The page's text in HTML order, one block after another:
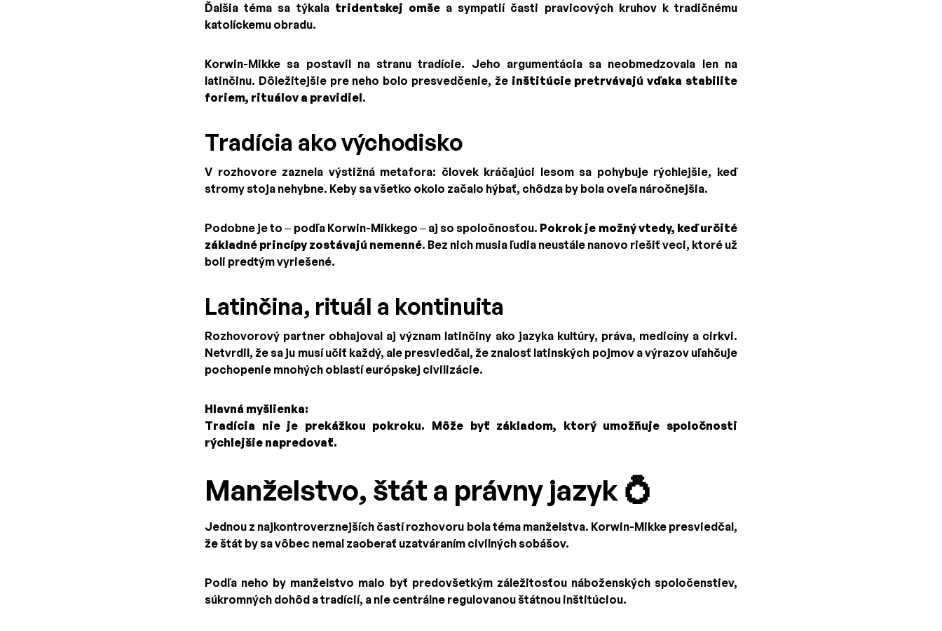
Ďalšia téma sa týkala tridentskej omšea sympatií časti pravicových kruhov k tradičnému
katolíckemu obradu.
Korwin-Mikke sa postavil na stranu tradície. Jeho argumentácia sa neobmedzovala len na
latinčinu. Dôležitejšie pre neho bolo presvedčenie, že inštitúcie pretrvávajú vďaka stabilite
foriem, rituálov a pravidiel.
Tradícia ako východisko
V rozhovore zaznela výstižná metafora: človek kráčajúci lesom sa pohybuje rýchlejšie, keď
stromy stoja nehybne. Keby sa všetko okolo začalo hýbať, chôdza by bola oveľa náročnejšia.
Podobne je to – podľa Korwin-Mikkego – aj so spoločnosťou. Pokrok je možný vtedy, keď určité
základné princípy zostávajú nemenné. Bez nich musia ľudia neustále nanovo riešiť veci, ktoré už
boli predtým vyriešené.
Latinčina, rituál a kontinuita
Rozhovorový partner obhajoval aj význam latinčiny ako jazyka kultúry, práva, medicíny a cirkvi.
Netvrdil, že sa ju musí učiť každý, ale presviedčal, že znalosť latinských pojmov a výrazov uľahčuje
pochopenie mnohých oblastí európskej civilizácie.
Hlavná myšlienka:
Tradícia nie je prekážkou pokroku. Môže byť základom, ktorý umožňuje spoločnosti
rýchlejšie napredovať.
Manželstvo, štát a právny jazyk 💍
Jednou z najkontroverznejších častí rozhovoru bola téma manželstva. Korwin-Mikke presviedčal,
že štát by sa vôbec nemal zaoberať uzatváraním civilných sobášov.
Podľa neho by manželstvo malo byť predovšetkým záležitosťou náboženských spoločenstiev,
súkromných dohôd a tradícií, a nie centrálne regulovanou štátnou inštitúciou.